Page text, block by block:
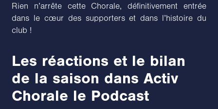
Rien n’arrête cette Chorale, définitivement entrée
dans le cœur des supporters et dans l’histoire du
club !
Les réactions et le bilan
de la saison dans Activ
Chorale le Podcast